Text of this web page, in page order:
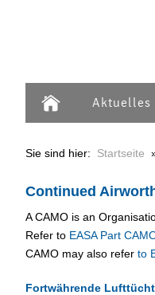
Aktuelles
Sie sind hier: Startseite
Continued
A CAMO is an
Refer to EASA Part
CAMO may also refer to
Fortwährende